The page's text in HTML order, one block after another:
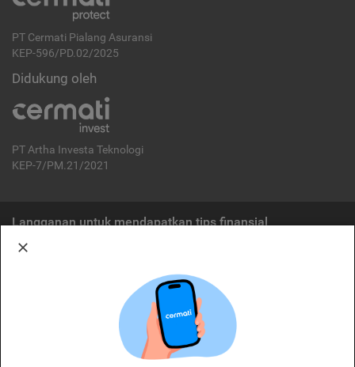
PT Cermati Pialang Asuransi
KEP-596/PD.02/2025
Didukung oleh
PT Artha Investa Teknologi
KEP-7/PM.21/2021
Langganan untuk mendapatkan tips finansial
Cermati merupakan penyelenggara agregasi jasa keuangan yang terdaftar di
OJK. Oleh karena itu, produk dan/atau layanan jasa keuangan yang
ditawarkan bukan merupakan produk dan/atau layanan jasa keuangan yang
diterbitkan oleh Cermati dan Cermati tidak bertanggung jawab atas tuntutan